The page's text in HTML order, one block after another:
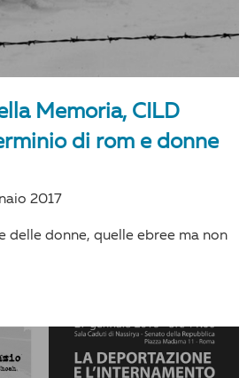
Memoria, CILD
di rom e donne
2017
delle donne, quelle ebree ma non